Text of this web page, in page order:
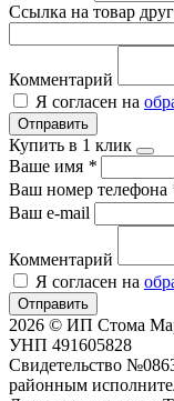
Ссылка на товар
Комментарий
Я согласен на
Отправить
Купить в 1 клик
Ваше имя *
Ваш номер телефона
Ваш e-mail
Комментарий
Я согласен на
Отправить
2026 © ИП Стома
УНП 491605828
Свидетельство
районным